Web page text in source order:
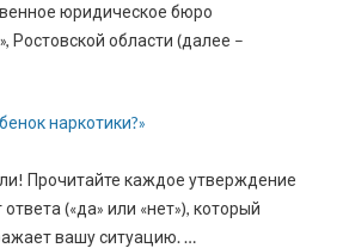
юридическое бюро
Ростовской области (далее –
наркотики?»
Прочитайте каждое утверждение
(«да» или «нет»), который
вашу ситуацию.…